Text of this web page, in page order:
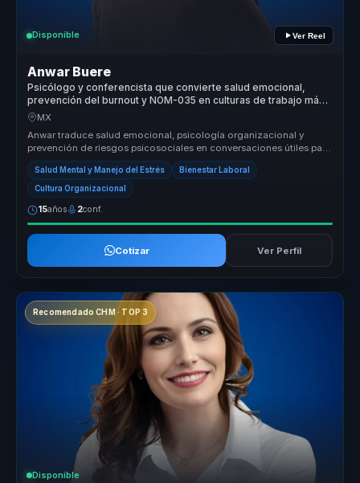
Disponible Ver Reel
Anwar Buere
Psicólogo y conferencista que convierte salud emocional,
prevención del burnout y NOM-035 en culturas de trabajo más
humanas.
MX
Anwar traduce salud emocional, psicología organizacional y
prevención de riesgos psicosociales en conversaciones útiles para
empresas. Ay...
Salud Mental y Manejo del Estrés Bienestar Laboral
Cultura Organizacional
15años 2conf.
Cotizar Ver Perfil
Recomendado CHM · TOP 3
Disponible